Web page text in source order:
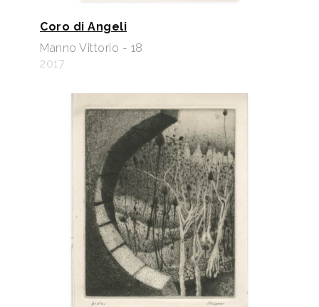
Coro di Angeli
Manno Vittorio - 18
2017